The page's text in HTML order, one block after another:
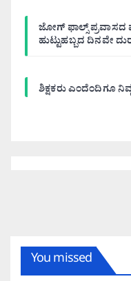
ಜೋಗ್ ಫಾಲ್ಸ್ ಪ್ರವಾಸದ
ಹುಟ್ಟುಹಬ್ಬದ ದಿನವೇ
ಶಿಕ್ಷಕರು ಎಂದೆಂದಿಗೂ
You missed